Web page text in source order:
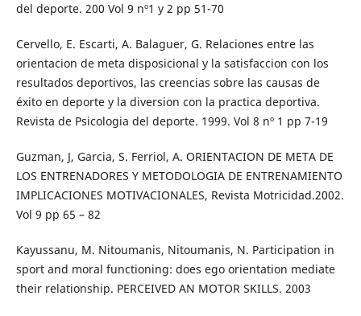
del deporte. 200 Vol 9 nº1 y 2 pp 51-70
Cervello, E. Escarti, A. Balaguer, G. Relaciones entre las
orientacion de meta disposicional y la satisfaccion con los
resultados deportivos, las creencias sobre las causas de
éxito en deporte y la diversion con la practica deportiva.
Revista de Psicologia del deporte. 1999. Vol 8 nº 1 pp 7-19
Guzman, J, Garcia, S. Ferriol, A. ORIENTACION DE META DE
LOS ENTRENADORES Y METODOLOGIA DE ENTRENAMIENTO
IMPLICACIONES MOTIVACIONALES, Revista Motricidad.2002.
Vol 9 pp 65 – 82
Kayussanu, M. Nitoumanis, Nitoumanis, N. Participation in
sport and moral functioning: does ego orientation mediate
their relationship. PERCEIVED AN MOTOR SKILLS. 2003